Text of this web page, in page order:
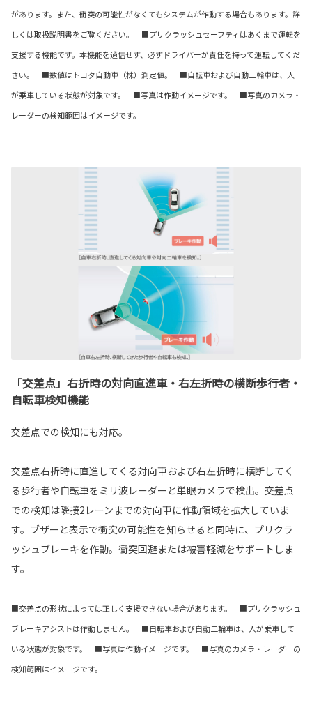
があります。また、衝突の可能性がなくてもシステムが作動する場合もあります。詳
しくは取扱説明書をご覧ください。 ■プリクラッシュセーフティはあくまで運転を
支援する機能です。本機能を過信せず、必ずドライバーが責任を持って運転してくだ
さい。 ■数値はトヨタ自動車（株）測定値。 ■自転車および自動二輪車は、人
が乗車している状態が対象です。 ■写真は作動イメージです。 ■写真のカメラ・
レーダーの検知範囲はイメージです。
「交差点」右折時の対向直進車・右左折時の横断歩行者・
自転車検知機能
交差点での検知にも対応。
交差点右折時に直進してくる対向車および右左折時に横断してく
る歩行者や自転車をミリ波レーダーと単眼カメラで検出。交差点
での検知は隣接2レーンまでの対向車に作動領域を拡大していま
す。ブザーと表示で衝突の可能性を知らせると同時に、プリクラ
ッシュブレーキを作動。衝突回避または被害軽減をサポートしま
す。
■交差点の形状によっては正しく支援できない場合があります。 ■プリクラッシュ
ブレーキアシストは作動しません。 ■自転車および自動二輪車は、人が乗車して
いる状態が対象です。 ■写真は作動イメージです。 ■写真のカメラ・レーダーの
検知範囲はイメージです。